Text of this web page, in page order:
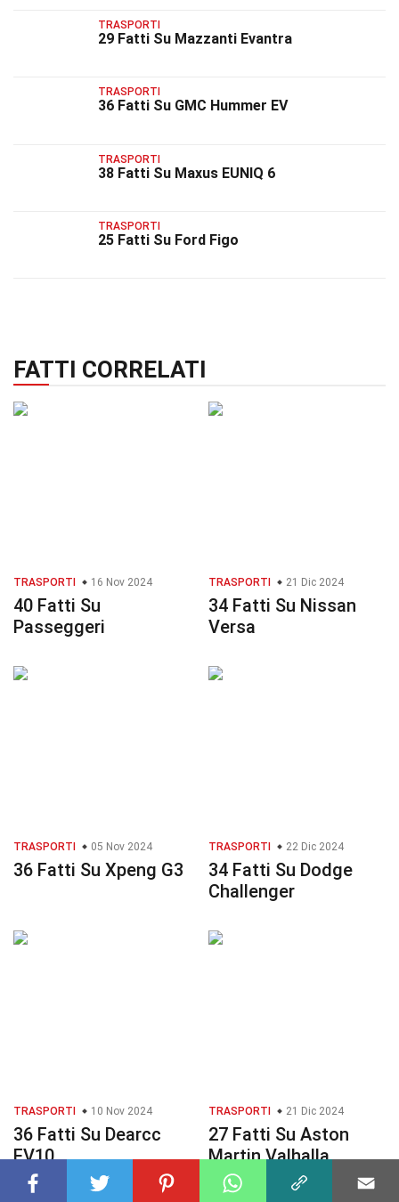
TRASPORTI
29 Fatti Su Mazzanti Evantra
TRASPORTI
36 Fatti Su GMC Hummer EV
TRASPORTI
38 Fatti Su Maxus EUNIQ 6
TRASPORTI
25 Fatti Su Ford Figo
FATTI CORRELATI
TRASPORTI 16 Nov 2024
40 Fatti Su
Passeggeri
TRASPORTI 21 Dic 2024
34 Fatti Su Nissan
Versa
TRASPORTI 05 Nov 2024
36 Fatti Su Xpeng G3
TRASPORTI 22 Dic 2024
34 Fatti Su Dodge
Challenger
TRASPORTI 10 Nov 2024
36 Fatti Su Dearcc
EV10
TRASPORTI 21 Dic 2024
27 Fatti Su Aston
Martin Valhalla